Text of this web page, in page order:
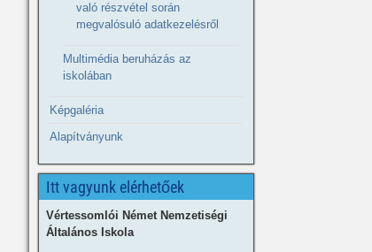
való részvétel során
megvalósuló adatkezelésről
Multimédia beruházás az
iskolában
Képgaléria
Alapítványunk
Itt vagyunk elérhetőek
Vértessomlói Német Nemzetiségi
Általános Iskola